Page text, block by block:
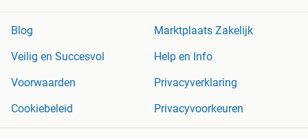
Blog
Marktplaats Zakelijk
Veilig en Succesvol
Help en Info
Voorwaarden
Privacyverklaring
Cookiebeleid
Privacyvoorkeuren